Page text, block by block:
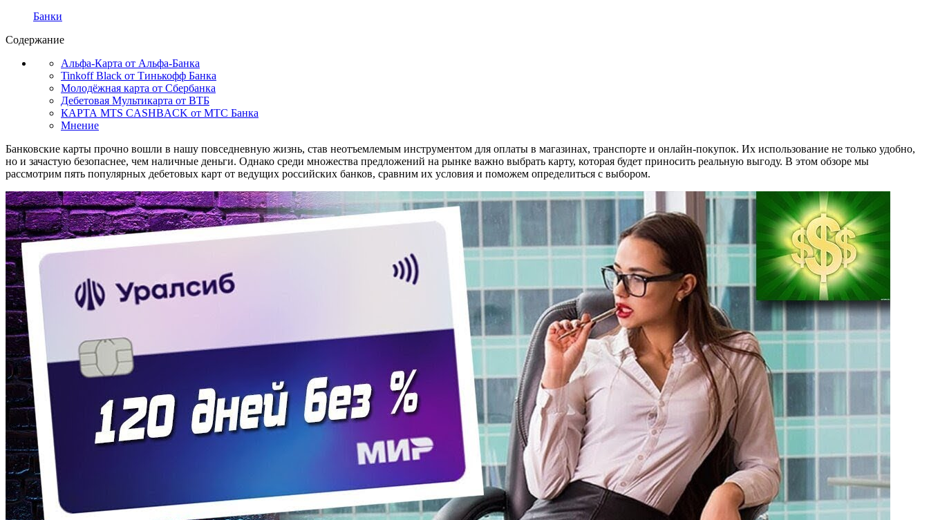
Банки
Содержание
Альфа-Карта от Альфа-Банка
Tinkoff Black от Тинькофф Банка
Молодёжная карта от Сбербанка
Дебетовая Мультикарта от ВТБ
КАРТА MTS CASHBACK от МТС Банка
Мнение
Банковские карты прочно вошли в нашу повседневную жизнь, став неотъемлемым инструментом для оплаты в магазинах, транспорте и онлайн-покупок. Их использование не только удобно,
но и зачастую безопаснее, чем наличные деньги. Однако среди множества предложений на рынке важно выбрать карту, которая будет приносить реальную выгоду. В этом обзоре мы
рассмотрим пять популярных дебетовых карт от ведущих российских банков, сравним их условия и поможем определиться с выбором.